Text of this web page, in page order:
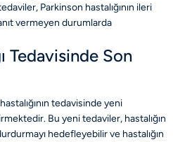
Parkinson hastalığının ileri
vermeyen durumlarda
Tedavisinde Son
tedavisinde yeni
Bu yeni tedaviler, hastalığın
hedefleyebilir ve hastalığın